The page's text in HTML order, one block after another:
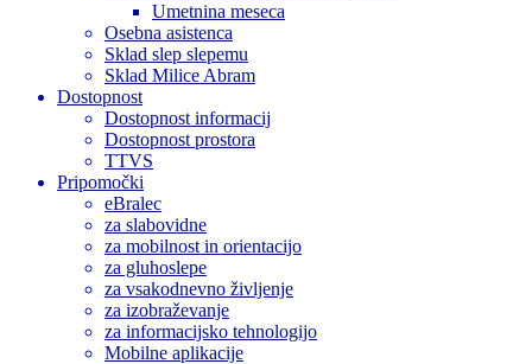
Umetnina meseca
Osebna asistenca
Sklad slep slepemu
Sklad Milice Abram
Dostopnost
Dostopnost informacij
Dostopnost prostora
TTVS
Pripomočki
eBralec
za slabovidne
za mobilnost in orientacijo
za gluhoslepe
za vsakodnevno življenje
za izobraževanje
za informacijsko tehnologijo
Mobilne aplikacije